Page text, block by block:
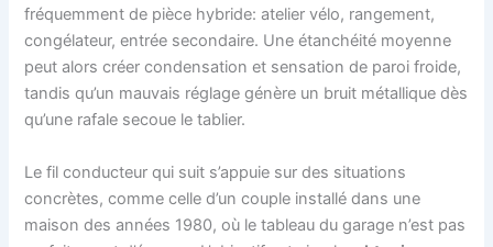
fréquemment de pièce hybride: atelier vélo, rangement,
congélateur, entrée secondaire. Une étanchéité moyenne
peut alors créer condensation et sensation de paroi froide,
tandis qu’un mauvais réglage génère un bruit métallique dès
qu’une rafale secoue le tablier.
Le fil conducteur qui suit s’appuie sur des situations
concrètes, comme celle d’un couple installé dans une
maison des années 1980, où le tableau du garage n’est pas